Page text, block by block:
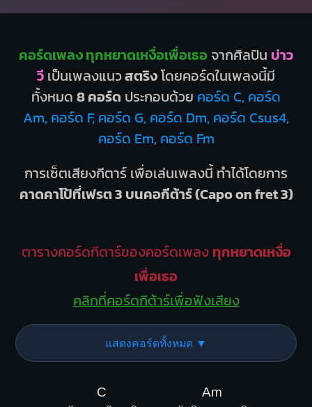
คอร์ดเพลง ทุกหยาดเหงื่อเพื่อเธอ จากศิลปิน บ่าว
วี เป็นเพลงแนวสตริงโดยคอร์ดในเพลงนี้มี
ทั้งหมด 8 คอร์ด ประกอบด้วย คอร์ด C, คอร์ด
Am, คอร์ด F, คอร์ด G, คอร์ด Dm, คอร์ด Csus4,
คอร์ด Em, คอร์ด Fm
การเซ็ตเสียงกีตาร์ เพื่อเล่นเพลงนี้ ทำได้โดยการ
คาดคาโป้ที่เฟรต 3 บนคอกีต้าร์ (Capo on fret 3)
ตารางคอร์ดกีตาร์ของคอร์ดเพลง ทุกหยาดเหงื่อ
เพื่อเธอ
คลิกที่คอร์ดกีต้าร์เพื่อฟังเสียง
แสดงคอร์ดทั้งหมด ▼
C Am